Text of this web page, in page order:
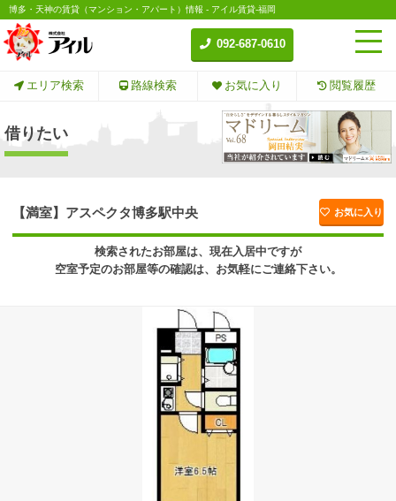
博多・天神の賃貸（マンション・アパート）情報 - アイル賃貸-福岡
092-687-0610
エリア検索 路線検索 お気に入り 閲覧履歴
借りたい
【満室】アスペクタ博多駅中央 お気に入り
検索されたお部屋は、現在入居中ですが
空室予定のお部屋等の確認は、お気軽にご連絡下さい。